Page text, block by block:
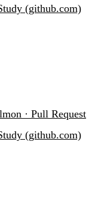
(github.com)
· Pull Request
(github.com)